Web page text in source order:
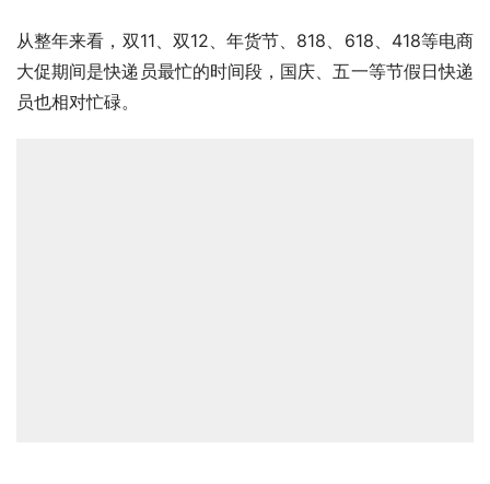
从整年来看，双11、双12、年货节、818、618、418等电商
大促期间是快递员最忙的时间段，国庆、五一等节假日快递
员也相对忙碌。